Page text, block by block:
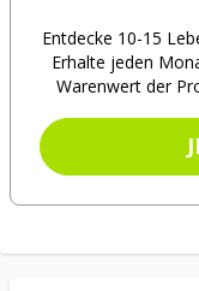
Entdecke 10-15
Erhalte jeden
Warenwert der